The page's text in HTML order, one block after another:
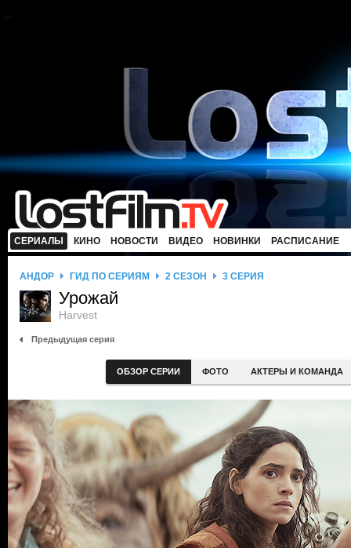
СЕРИАЛЫ КИНО НОВОСТИ ВИДЕО НОВИНКИ РАСПИСАНИЕ
АНДОР ГИД ПО СЕРИЯМ 2 СЕЗОН 3 СЕРИЯ
Урожай
Harvest
Предыдущая серия
ОБЗОР СЕРИИ ФОТО АКТЕРЫ И КОМАНДА